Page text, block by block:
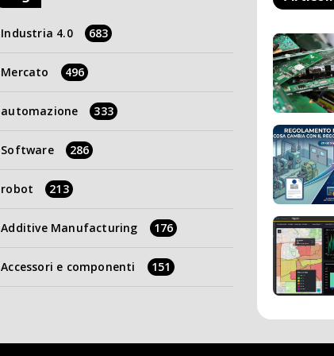
Industria 4.0 683
Mercato 496
automazione 333
Software 286
robot 213
Additive Manufacturing 176
Accessori e componenti 151